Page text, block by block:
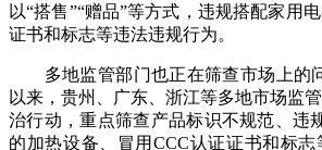
以“搭售”“赠品”等方式，违规搭配家用
证书和标志等违法违规行为。
多地监管部门也正在筛查市场上的
以来，贵州、广东、浙江等多地市场监
治行动，重点筛查产品标识不规范、违
的加热设备、冒用CCC认证证书和标